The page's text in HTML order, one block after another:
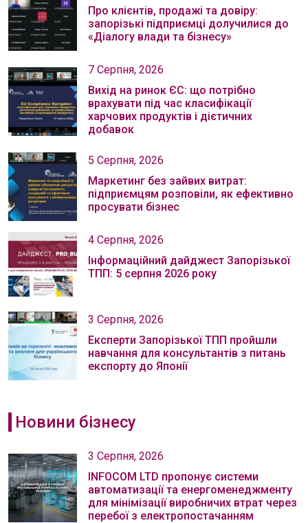
Про клієнтів, продажі та довіру:
запорізькі підприємці долучилися до
«Діалогу влади та бізнесу»
7 Серпня, 2026
Вихід на ринок ЄС: що потрібно
врахувати під час класифікації
харчових продуктів і дієтичних
добавок
5 Серпня, 2026
Маркетинг без зайвих витрат:
підприємцям розповіли, як ефективно
просувати бізнес
4 Серпня, 2026
Інформаційний дайджест Запорізької
ТПП: 5 серпня 2026 року
3 Серпня, 2026
Експерти Запорізької ТПП пройшли
навчання для консультантів з питань
експорту до Японії
Новини бізнесу
3 Серпня, 2026
INFOCOM LTD пропонує системи
автоматизації та енергоменеджменту
для мінімізації виробничих втрат через
перебої з електропостачанням